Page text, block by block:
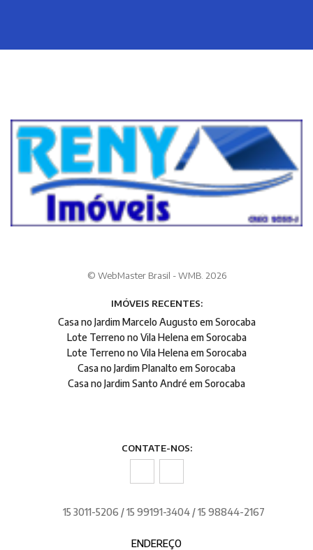
© WebMaster Brasil - WMB. 2026
IMÓVEIS RECENTES:
Casa no Jardim Marcelo Augusto em Sorocaba
Lote Terreno no Vila Helena em Sorocaba
Lote Terreno no Vila Helena em Sorocaba
Casa no Jardim Planalto em Sorocaba
Casa no Jardim Santo André em Sorocaba
CONTATE-NOS:
15 3011-5206 / 15 99191-3404 / 15 98844-2167
ENDEREÇO